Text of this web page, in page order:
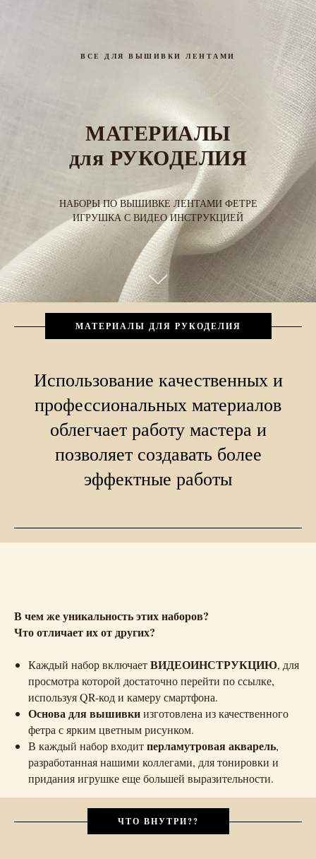
ВСЕ ДЛЯ ВЫШИВКИ ЛЕНТАМИ
МАТЕРИАЛЫ
для РУКОДЕЛИЯ
НАБОРЫ ПО ВЫШИВКЕ ЛЕНТАМИ ФЕТРЕ
ИГРУШКА С ВИДЕО ИНСТРУКЦИЕЙ
МАТЕРИАЛЫ ДЛЯ РУКОДЕЛИЯ
Использование качественных и
профессиональных материалов
облегчает работу мастера и
позволяет создавать более
эффектные работы
В чем же уникальность этих наборов?
Что отличает их от других?
Каждый набор включаетВИДЕОИНСТРУКЦИЮ, для
просмотра которой достаточно перейти по ссылке,
используя QR-код и камеру смартфона.
Основа для вышивкиизготовлена из качественного
фетра с ярким цветным рисунком.
В каждый набор входитперламутровая акварель,
разработанная нашими коллегами, для тонировки и
придания игрушке еще большей выразительности.
ЧТО ВНУТРИ??